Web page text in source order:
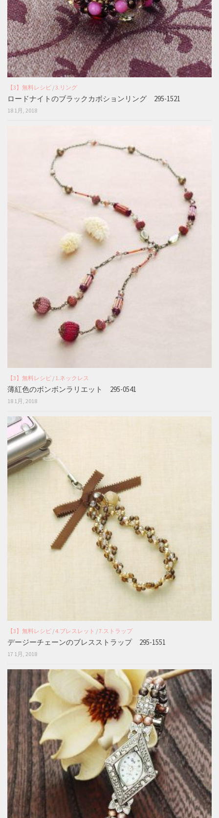
【3】無料レシピ /3.リング
ロードナイトのブラックカボションリング 295-1521
18 1月, 2018
【3】無料レシピ / 1.ネックレス
薄紅色のボンボンラリエット 295-0541
18 1月, 2018
【3】無料レシピ /4.ブレスレット /7.ストラップ
デージーチェーンのブレスストラップ 295-1551
17 1月, 2018